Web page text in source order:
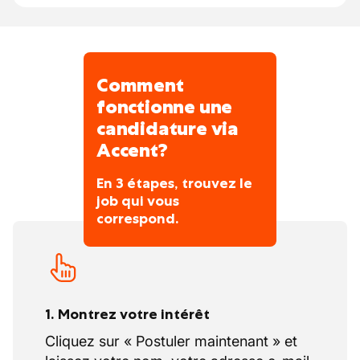
Comment
fonctionne une
candidature via
Accent?
En 3 étapes, trouvez le
job qui vous
correspond.
1. Montrez votre intérêt
Cliquez sur « Postuler maintenant » et